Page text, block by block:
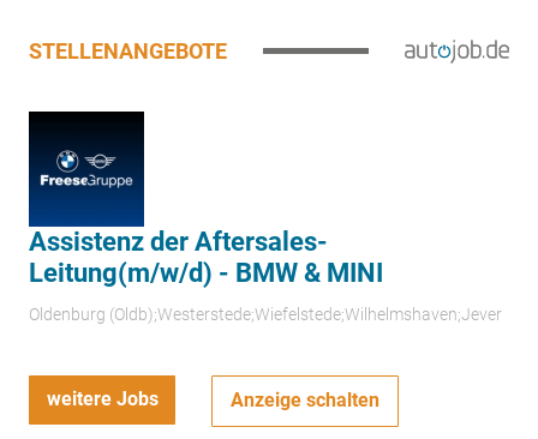
STELLENANGEBOTE
Assistenz der Aftersales-
Leitung(m/w/d) - BMW & MINI
Oldenburg (Oldb);Westerstede;Wiefelstede;Wilhelmshaven;Jever
weitere Jobs Anzeige schalten